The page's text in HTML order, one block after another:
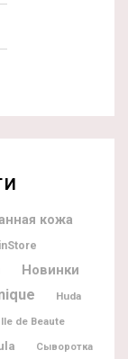
кожа
Новинки
Huda
Ile de Beaute
Сыворотка